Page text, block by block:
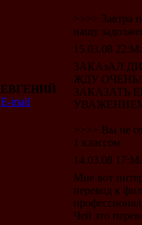
>>>> Завтра
нашу
ЕВГЕНИЙ
E-mail
15.03.08
ЗАКАзАЛ
ЖДУ
ЗАКАЗАТЬ
>>>> Вы не
1 классом
14.03.08
Мне вот
перевод к
Чей это